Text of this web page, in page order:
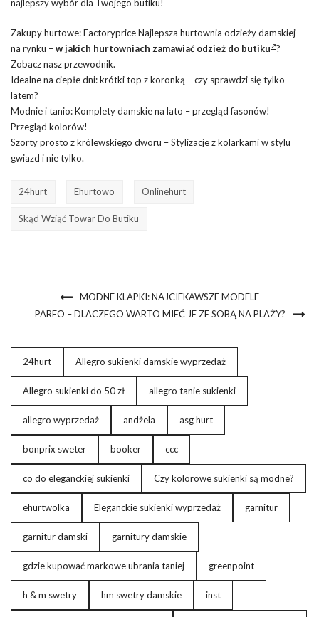
najlepszy wybór dla Twojego butiku!
Zakupy hurtowe: Factoryprice Najlepsza hurtownia odzieży damskiej
na rynku –w jakich hurtowniach zamawiać odzież do butiku ?
Zobacz nasz przewodnik.
Idealne na ciepłe dni: krótki top z koronką – czy sprawdzi się tylko
latem?
Modnie i tanio: Komplety damskie na lato – przegląd fasonów!
Przegląd kolorów!
Szortyprosto z królewskiego dworu – Stylizacje z kolarkami w stylu
gwiazd i nie tylko.
24hurt Ehurtowo Onlinehurt
Skąd Wziąć Towar Do Butiku
MODNE KLAPKI: NAJCIEKAWSZE MODELE
PAREO – DLACZEGO WARTO MIEĆ JE ZE SOBĄ NA PLAŻY?
24hurt Allegro sukienki damskie wyprzedaż
Allegro sukienki do 50 zł allegro tanie sukienki
allegro wyprzedaż andżela asg hurt
bonprix sweter booker ccc
co do eleganckiej sukienki Czy kolorowe sukienki są modne?
ehurtwolka Eleganckie sukienki wyprzedaż garnitur
garnitur damski garnitury damskie
gdzie kupować markowe ubrania taniej greenpoint
h & m swetry hm swetry damskie inst